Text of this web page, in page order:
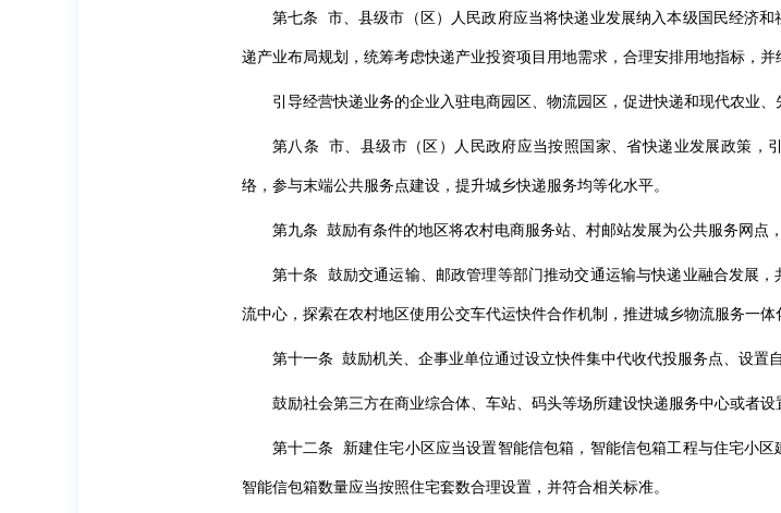
第七条 市、县级市（区）人民政府应当将快递业发展纳入本级国民经济
递产业布局规划，统筹考虑快递产业投资项目用地需求，合理安排用地指标，并
引导经营快递业务的企业入驻电商园区、物流园区，促进快递和现代农业、
第八条 市、县级市（区）人民政府应当按照国家、省快递业发展政策，
络，参与末端公共服务点建设，提升城乡快递服务均等化水平。
第九条 鼓励有条件的地区将农村电商服务站、村邮站发展为公共服务网点
第十条 鼓励交通运输、邮政管理等部门推动交通运输与快递业融合发展
流中心，探索在农村地区使用公交车代运快件合作机制，推进城乡物流服务一体
第十一条 鼓励机关、企事业单位通过设立快件集中代收代投服务点、设置
鼓励社会第三方在商业综合体、车站、码头等场所建设快递服务中心或者设
第十二条 新建住宅小区应当设置智能信包箱，智能信包箱工程与住宅小
智能信包箱数量应当按照住宅套数合理设置，并符合相关标准。